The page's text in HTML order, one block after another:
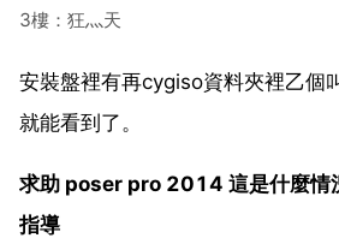
3樓：狂灬天
安裝盤裡有再cygiso資料夾裡乙個
就能看到了。
求助 poser pro 2014 這是什麼情
指導